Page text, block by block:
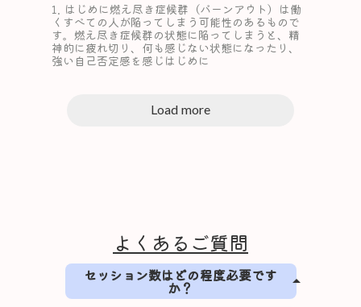
1. はじめに燃え尽き症候群（バーンアウト）は働
くすべての人が陥ってしまう可能性のあるもので
す。燃え尽き症候群の状態に陥ってしまうと、精
神的に疲れ切り、何も感じない状態になったり、
強い自己否定感を感じはじめに
Load more
よくあるご質問
セッション数はどの程度必要です
か？ arrow_drop_up